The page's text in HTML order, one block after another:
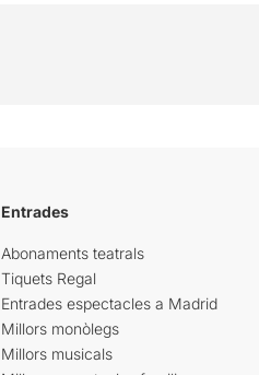
Entrades
Abonaments teatrals
Tiquets Regal
Entrades espectacles a Madrid
Millors monòlegs
Millors musicals